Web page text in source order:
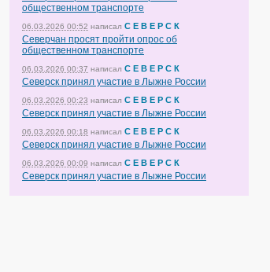
общественном транспорте
06.03.2026 00:52 написал С Е В Е Р С К
Северчан просят пройти опрос об
общественном транспорте
06.03.2026 00:37 написал С Е В Е Р С К
Северск принял участие в Лыжне России
06.03.2026 00:23 написал С Е В Е Р С К
Северск принял участие в Лыжне России
06.03.2026 00:18 написал С Е В Е Р С К
Северск принял участие в Лыжне России
06.03.2026 00:09 написал С Е В Е Р С К
Северск принял участие в Лыжне России